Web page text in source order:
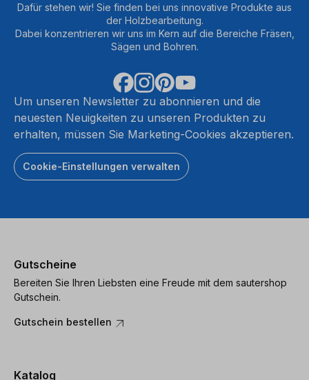
Dafür stehen wir! Sie finden bei uns innovative Produkte aus
der Holzbearbeitung.
Dabei konzentrieren wir uns im Kern auf die Bereiche Fräsen,
Sägen und Bohren.
Um unseren Newsletter zu abonnieren und die
neuesten Neuigkeiten zu unseren Produkten zu
erhalten, müssen Sie Marketing-Cookies akzeptieren.
Cookie-Einstellungen verwalten
Gutscheine
Bereiten Sie Ihren Liebsten eine Freude mit dem sautershop
Gutschein.
Gutschein bestellen
Katalog